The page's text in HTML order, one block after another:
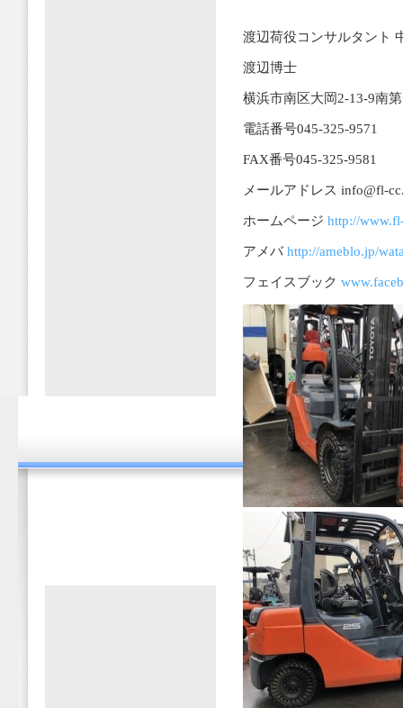
渡辺荷役コンサルタント
渡辺博士
横浜市南区大岡2-13-9南
電話番号045-325-9571
FAX番号045-325-9581
メールアドレス info@fl-
ホームページ http://
アメバhttp://ameblo.jp/
フェイスブック